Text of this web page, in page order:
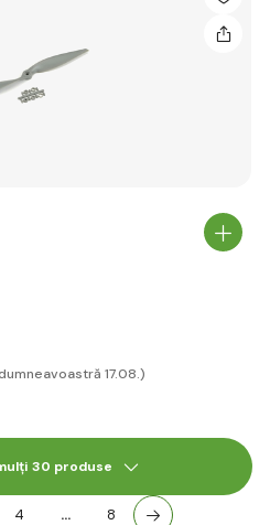
17.08.)
30 produse
4 … 8